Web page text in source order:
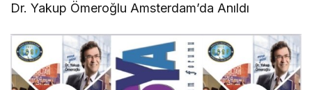
Dr. Yakup Ömeroğlu Amsterdam’da Anıldı